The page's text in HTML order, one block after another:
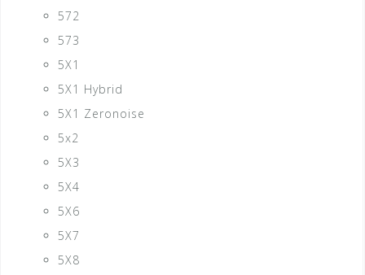
572
573
5X1
5X1 Hybrid
5X1 Zeronoise
5x2
5X3
5X4
5X6
5X7
5X8